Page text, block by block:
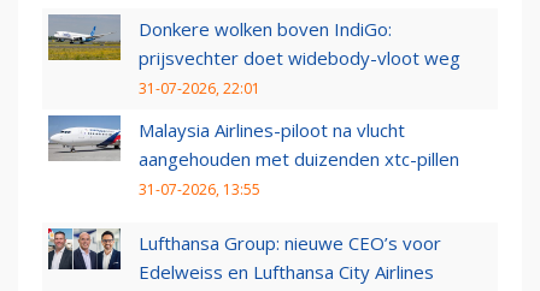
Donkere wolken boven IndiGo:
prijsvechter doet widebody-vloot weg
31-07-2026, 22:01
Malaysia Airlines-piloot na vlucht
aangehouden met duizenden xtc-pillen
31-07-2026, 13:55
Lufthansa Group: nieuwe CEO’s voor
Edelweiss en Lufthansa City Airlines